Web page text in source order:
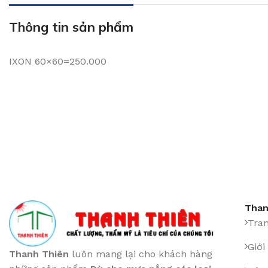
Thông tin sản phẩm
IXON 60×60=250.000
Thanh Thiên luôn mang lại cho khách hàng